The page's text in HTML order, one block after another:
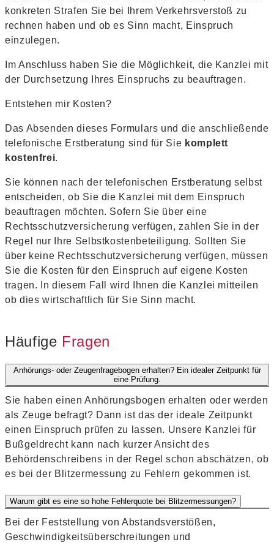
konkreten Strafen Sie bei Ihrem Verkehrsverstoß zu
rechnen haben und ob es Sinn macht, Einspruch
einzulegen.
Im Anschluss haben Sie die Möglichkeit, die Kanzlei mit
der Durchsetzung Ihres Einspruchs zu beauftragen.
Entstehen mir Kosten?
Das Absenden dieses Formulars und die anschließende
telefonische Erstberatung sind für Sie komplett
kostenfrei.
Sie können nach der telefonischen Erstberatung selbst
entscheiden, ob Sie die Kanzlei mit dem Einspruch
beauftragen möchten. Sofern Sie über eine
Rechtsschutzversicherung verfügen, zahlen Sie in der
Regel nur Ihre Selbstkostenbeteiligung. Sollten Sie
über keine Rechtsschutzversicherung verfügen, müssen
Sie die Kosten für den Einspruch auf eigene Kosten
tragen. In diesem Fall wird Ihnen die Kanzlei mitteilen
ob dies wirtschaftlich für Sie Sinn macht.
Häufige Fragen
Anhörungs- oder Zeugenfragebogen erhalten? Ein idealer Zeitpunkt für
eine Prüfung.
Sie haben einen Anhörungsbogen erhalten oder werden
als Zeuge befragt? Dann ist das der ideale Zeitpunkt
einen Einspruch prüfen zu lassen. Unsere Kanzlei für
Bußgeldrecht kann nach kurzer Ansicht des
Behördenschreibens in der Regel schon abschätzen, ob
es bei der Blitzermessung zu Fehlern gekommen ist.
Warum gibt es eine so hohe Fehlerquote bei Blitzermessungen?
Bei der Feststellung von Abstandsverstößen,
Geschwindigkeitsüberschreitungen und